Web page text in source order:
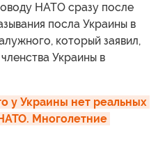
НАТО сразу после
посла Украины в
который заявил,
Украины в
у Украины нет реальных
Многолетние